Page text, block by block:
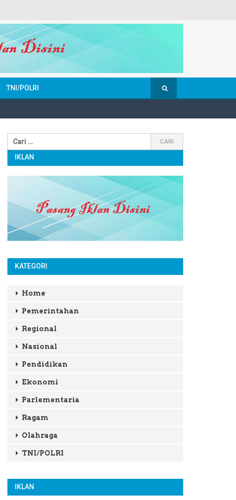
TNI/POLRI
IKLAN
KATEGORI
Home
Pemerintahan
Regional
Nasional
Pendidikan
Ekonomi
Parlementaria
Ragam
Olahraga
TNI/POLRI
IKLAN